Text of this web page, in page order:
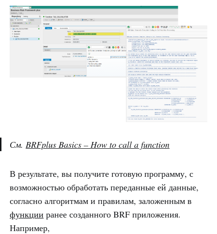
См. BRFplus Basics – How to call a function
В результате, вы получите готовую программу, с
возможностью обработать переданные ей данные,
согласно алгоритмам и правилам, заложенным в
функции ранее созданного BRF приложения.
Например,